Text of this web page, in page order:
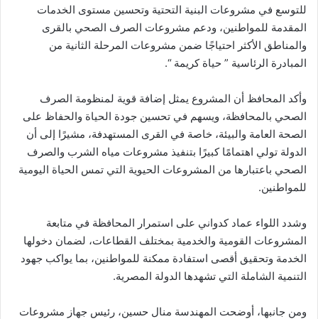
للتوسع في مشروعات البنية التحتية وتحسين مستوى الخدمات
المقدمة للمواطنين، ودعم مشروعات الصرف الصحي بالقرى
والمناطق الأكثر احتياجًا ضمن مشروعات المرحلة الثانية من
المبادرة الرئاسية ” حياة كريمة “.
وأكد المحافظ أن المشروع يمثل إضافة قوية لمنظومة الصرف
الصحي بالمحافظة، ويسهم في تحسين جودة الحياة والحفاظ على
الصحة العامة والبيئة، خاصة في القرى المستهدفة، مشيرًا إلى أن
الدولة تولي اهتمامًا كبيرًا بتنفيذ مشروعات مياه الشرب والصرف
الصحي باعتبارها من المشروعات الحيوية التي تمس الحياة اليومية
للمواطنين.
وشدد اللواء عماد كدواني على استمرار المحافظة في متابعة
المشروعات القومية والخدمية بمختلف القطاعات، لضمان دخولها
الخدمة وتحقيق أقصى استفادة ممكنة للمواطنين، بما يواكب جهود
التنمية الشاملة التي تشهدها الدولة المصرية.
ومن جانبها، أوضحت المهندسة منال حسين، رئيس جهاز مشروعات